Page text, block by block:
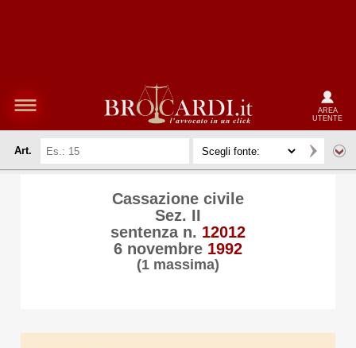
AREA
UTENTE
Art.
Cassazione civile
Sez. II
sentenza n. 12012
6 novembre 1992
(1 massima)